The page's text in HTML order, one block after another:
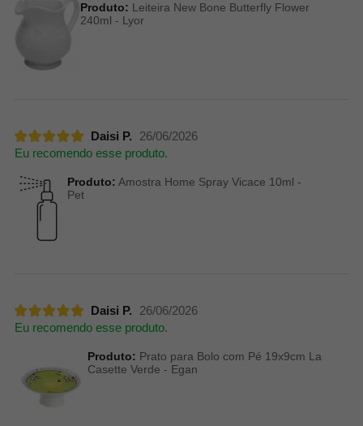
Produto: Leiteira New Bone Butterfly Flower
240ml - Lyor
Daisi P.
26/06/2026
Eu recomendo esse produto.
Produto: Amostra Home Spray Vicace 10ml -
Pet
Daisi P.
26/06/2026
Eu recomendo esse produto.
Produto: Prato para Bolo com Pé 19x9cm La
Casette Verde - Egan